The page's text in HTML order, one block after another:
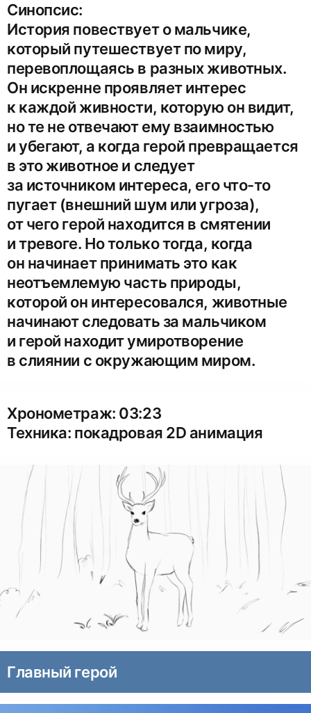
Синопсис:
История повествует о мальчике,
который путешествует по миру,
перевоплощаясь в разных животных.
Он искренне проявляет интерес
к каждой живности, которую он видит,
но те не отвечают ему взаимностью
и убегают, а когда герой превращается
в это животное и следует
за источником интереса, его что-то
пугает (внешний шум или угроза),
от чего герой находится в смятении
и тревоге. Но только тогда, когда
он начинает принимать это как
неотъемлемую часть природы,
которой он интересовался, животные
начинают следовать за мальчиком
и герой находит умиротворение
в слиянии с окружающим миром.
Хронометраж: 03:23
Техника: покадровая 2D анимация
Главный герой